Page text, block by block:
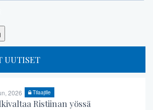
UUTISET
2026 Tilaajille
Ristiinan yössä